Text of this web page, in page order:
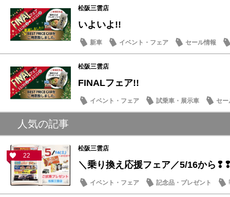
松阪三雲店
いよいよ!!
新車 イベント・フェア セール情報
松阪三雲店
FINALフェア!!
イベント・フェア 試乗車・展示車
セー
日産のお店
人気の記事
22
松阪三雲店
＼乗り換え応援フェア／5/16から
イベント・フェア 記念品・プレゼント